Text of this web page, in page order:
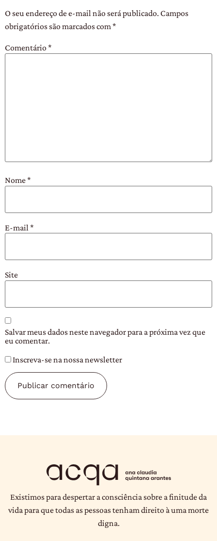
O seu endereço de e-mail não será publicado. Campos
obrigatórios são marcados com*
Comentário*
Nome*
E-mail *
Site
Salvar meus dados neste navegador para a próxima vez que
eu comentar.
Inscreva-se na nossa newsletter
Existimos para despertar a consciência sobre a finitude da
vida para que todas as pessoas tenham direito à uma morte
digna.